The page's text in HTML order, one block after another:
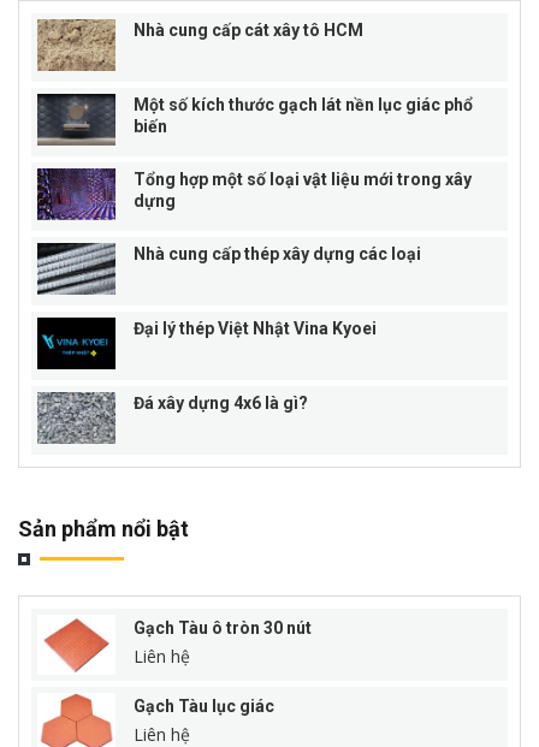
Nhà cung cấp cát xây tô HCM
Một số kích thước gạch lát nền lục giác phổ
biến
Tổng hợp một số loại vật liệu mới trong xây
dựng
Nhà cung cấp thép xây dựng các loại
Đại lý thép Việt Nhật Vina Kyoei
Đá xây dựng 4x6 là gì?
Sản phẩm nổi bật
Gạch Tàu ô tròn 30 nút
Liên hệ
Gạch Tàu lục giác
Liên hệ